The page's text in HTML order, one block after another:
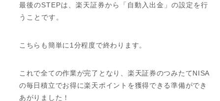
最後のSTEPは、楽天証券から「自動入出金」の設定を行
うことです。
こちらも簡単に1分程度で終わります。
これで全ての作業が完了となり、楽天証券のつみたてNISA
の毎日積立でお得に楽天ポイントを獲得できる準備ができ
あがりました！